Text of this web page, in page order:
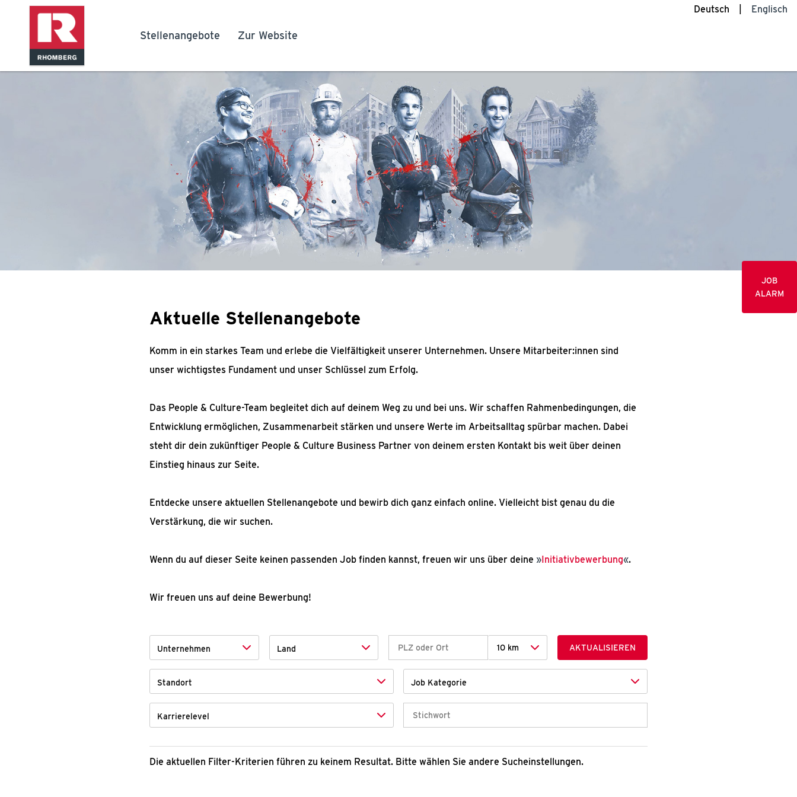
Deutsch Englisch
Stellenangebote Zur Website
Aktuelle Stellenangebote
Komm in ein starkes Team und erlebe die Vielfältigkeit unserer Unternehmen. Unsere Mitarbeiter:innen sind
unser wichtigstes Fundament und unser Schlüssel zum Erfolg.
Das People & Culture-Team begleitet dich auf deinem Weg zu und bei uns. Wir schaffen Rahmenbedingungen, die
Entwicklung ermöglichen, Zusammenarbeit stärken und unsere Werte im Arbeitsalltag spürbar machen. Dabei
steht dir dein zukünftiger People & Culture Business Partner von deinem ersten Kontakt bis weit über deinen
Einstieg hinaus zur Seite.
Entdecke unsere aktuellen Stellenangebote und bewirb dich ganz einfach online. Vielleicht bist genau du die
Verstärkung, die wir suchen.
Wenn du auf dieser Seite keinen passenden Job finden kannst, freuen wir uns über deine Initiativbewerbung .
Wir freuen uns auf deine Bewerbung!
Unternehmen Land 10 km AKTUALISIEREN
Standort Job Kategorie
Karrierelevel
Die aktuellen Filter-Kriterien führen zu keinem Resultat. Bitte wählen Sie andere Sucheinstellungen.
JOB
ALARM